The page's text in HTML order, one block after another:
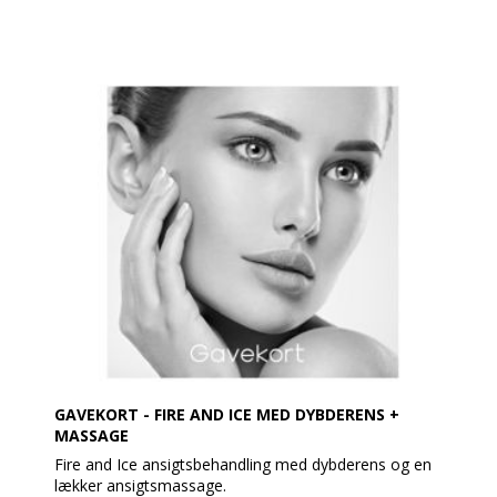
og beskyttende creme
Gavekortet pakkes fint ind med brochure og en
cremeprøve.
Så vidt muligt afsendes gavekortet samme dag som
bestillingen er modtaget - dog før kl. 14
GAVEKORT - FIRE AND ICE MED DYBDERENS +
MASSAGE
Fire and Ice ansigtsbehandling med dybderens og en
lækker ansigtsmassage.